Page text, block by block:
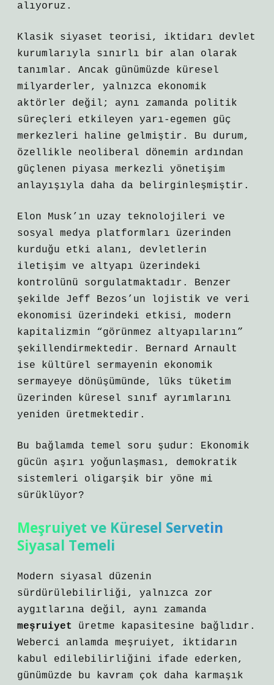
alıyoruz.
Klasik siyaset teorisi, iktidarı devlet
kurumlarıyla sınırlı bir alan olarak
tanımlar. Ancak günümüzde küresel
milyarderler, yalnızca ekonomik
aktörler değil; aynı zamanda politik
süreçleri etkileyen yarı-egemen güç
merkezleri haline gelmiştir. Bu durum,
özellikle neoliberal dönemin ardından
güçlenen piyasa merkezli yönetişim
anlayışıyla daha da belirginleşmiştir.
Elon Musk’ın uzay teknolojileri ve
sosyal medya platformları üzerinden
kurduğu etki alanı, devletlerin
iletişim ve altyapı üzerindeki
kontrolünü sorgulatmaktadır. Benzer
şekilde Jeff Bezos’un lojistik ve veri
ekonomisi üzerindeki etkisi, modern
kapitalizmin “görünmez altyapılarını”
şekillendirmektedir. Bernard Arnault
ise kültürel sermayenin ekonomik
sermayeye dönüşümünde, lüks tüketim
üzerinden küresel sınıf ayrımlarını
yeniden üretmektedir.
Bu bağlamda temel soru şudur: Ekonomik
gücün aşırı yoğunlaşması, demokratik
sistemleri oligarşik bir yöne mi
sürüklüyor?
Meşruiyet ve Küresel Servetin
Siyasal Temeli
Modern siyasal düzenin
sürdürülebilirliği, yalnızca zor
aygıtlarına değil, aynı zamanda
meşruiyet
üretme kapasitesine bağlıdır.
Weberci anlamda meşruiyet, iktidarın
kabul edilebilirliğini ifade ederken,
günümüzde bu kavram çok daha karmaşık